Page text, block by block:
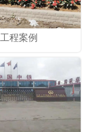
工程案例